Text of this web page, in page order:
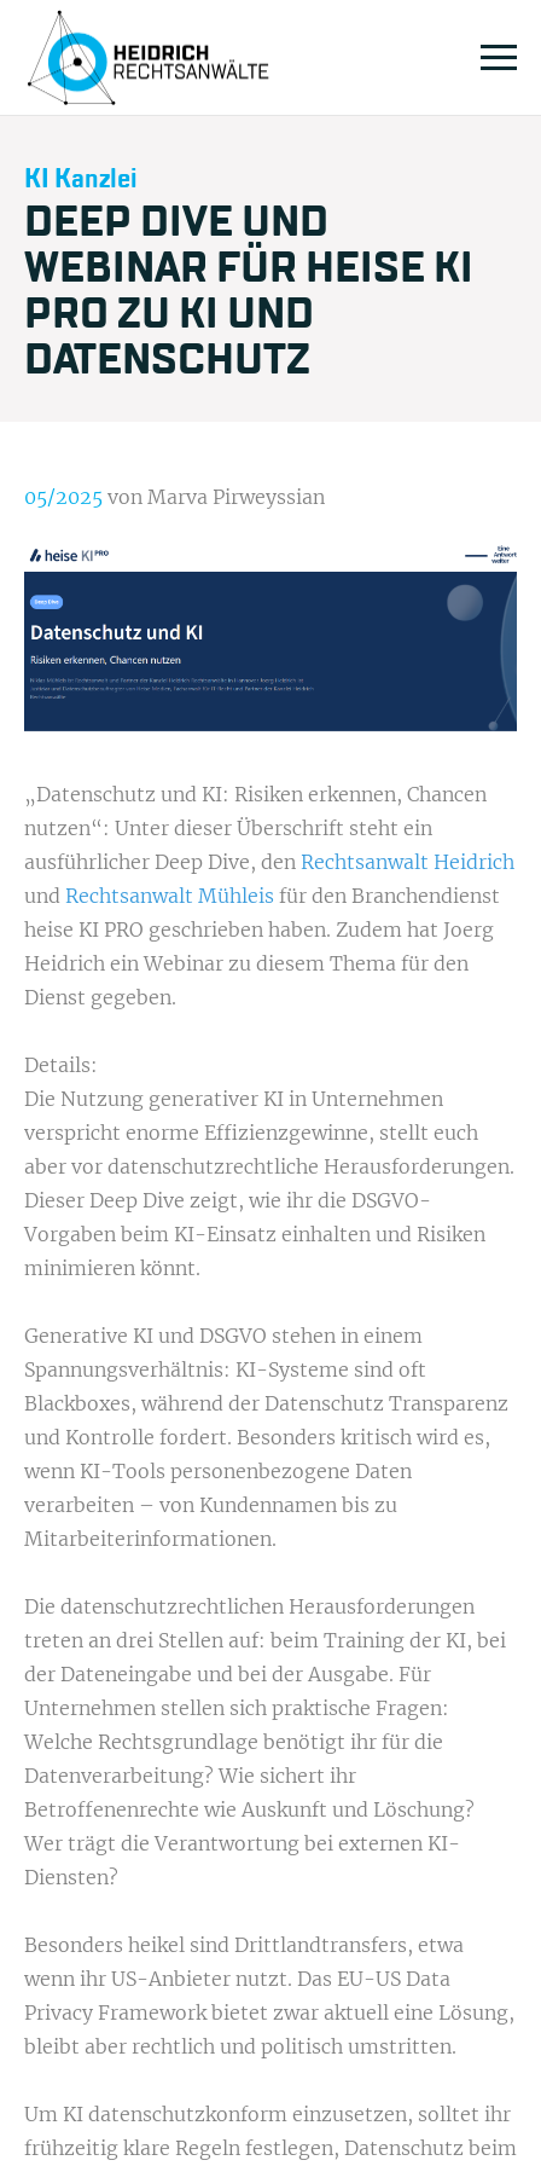
KI Kanzlei
DEEP DIVE UND
WEBINAR FÜR HEISE KI
PRO ZU KI UND
DATENSCHUTZ
05/2025 von Marva Pirweyssian
„Datenschutz und KI: Risiken erkennen, Chancen
nutzen“: Unter dieser Überschrift steht ein
ausführlicher Deep Dive, den Rechtsanwalt Heidrich
und Rechtsanwalt Mühleis für den Branchendienst
heise KI PRO geschrieben haben. Zudem hat Joerg
Heidrich ein Webinar zu diesem Thema für den
Dienst gegeben.
Details:
Die Nutzung generativer KI in Unternehmen
verspricht enorme Effizienzgewinne, stellt euch
aber vor datenschutzrechtliche Herausforderungen.
Dieser Deep Dive zeigt, wie ihr die DSGVO-
Vorgaben beim KI-Einsatz einhalten und Risiken
minimieren könnt.
Generative KI und DSGVO stehen in einem
Spannungsverhältnis: KI-Systeme sind oft
Blackboxes, während der Datenschutz Transparenz
und Kontrolle fordert. Besonders kritisch wird es,
wenn KI-Tools personenbezogene Daten
verarbeiten – von Kundennamen bis zu
Mitarbeiterinformationen.
Die datenschutzrechtlichen Herausforderungen
treten an drei Stellen auf: beim Training der KI, bei
der Dateneingabe und bei der Ausgabe. Für
Unternehmen stellen sich praktische Fragen:
Welche Rechtsgrundlage benötigt ihr für die
Datenverarbeitung? Wie sichert ihr
Betroffenenrechte wie Auskunft und Löschung?
Wer trägt die Verantwortung bei externen KI-
Diensten?
Besonders heikel sind Drittlandtransfers, etwa
wenn ihr US-Anbieter nutzt. Das EU-US Data
Privacy Framework bietet zwar aktuell eine Lösung,
bleibt aber rechtlich und politisch umstritten.
Um KI datenschutzkonform einzusetzen, solltet ihr
frühzeitig klare Regeln festlegen, Datenschutz beim